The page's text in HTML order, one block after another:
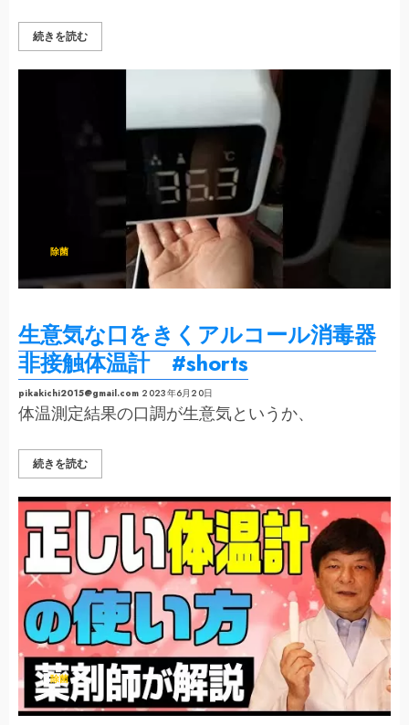
続きを読むA
＆
非
こ
701A-
細
を
だ
さ
い
除菌
生意気な口をきくアルコール消毒器
非接触体温計 #shorts
pikakichi2015@gmail.com 2023年6月20日
体温測定結果の口調が生意気というか、
続きを読む生
意
な
口
を
き
ア
ル
コ
ー
ル
消
器
非
接
触
体
温
計
#SHORTS
の
除菌